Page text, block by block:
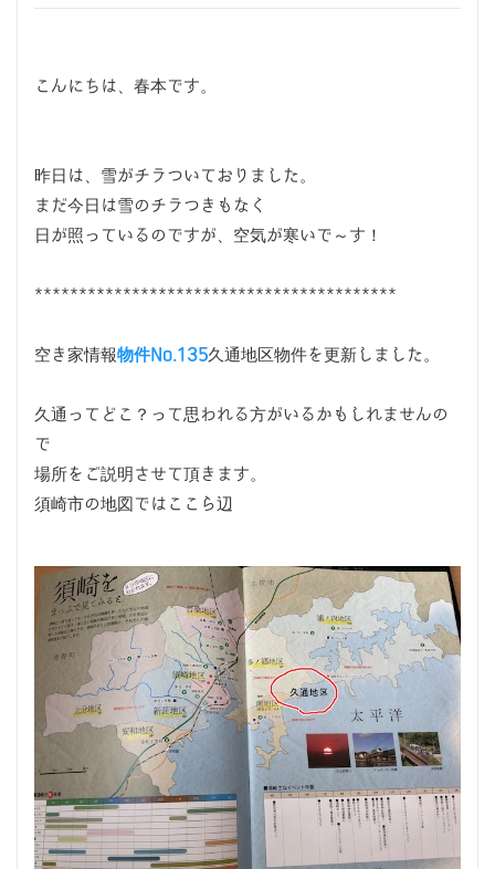
こんにちは、春本です。
昨日は、雪がチラついておりました。
まだ今日は雪のチラつきもなく
日が照っているのですが、空気が寒いで～す！
*****************************************
空き家情報物件No.135久通地区物件を更新しました。
久通ってどこ？って思われる方がいるかもしれませんの
で
場所をご説明させて頂きます。
須崎市の地図ではここら辺